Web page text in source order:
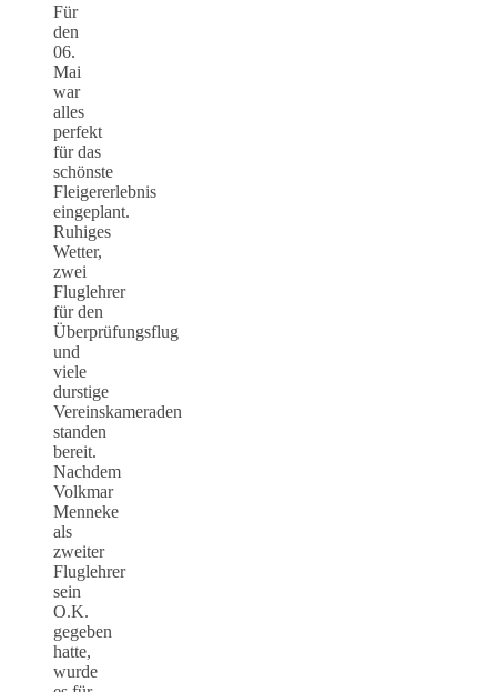
Für
den
06.
Mai
war
alles
perfekt
für das
schönste
Fleigererlebnis
eingeplant.
Ruhiges
Wetter,
zwei
Fluglehrer
für den
Überprüfungsflug
und
viele
durstige
Vereinskameraden
standen
bereit.
Nachdem
Volkmar
Menneke
als
zweiter
Fluglehrer
sein
O.K.
gegeben
hatte,
wurde